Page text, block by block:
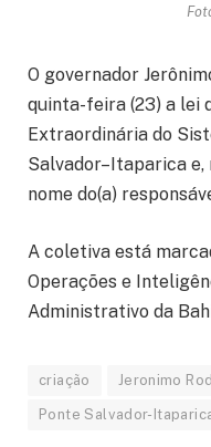
O governador
quinta-feira (23) a lei
Extraordinária do
Salvador–Itaparica e,
nome do(a)
A coletiva está
Operações e
Administrativo da
criação Jeronimo
Ponte Salvador-